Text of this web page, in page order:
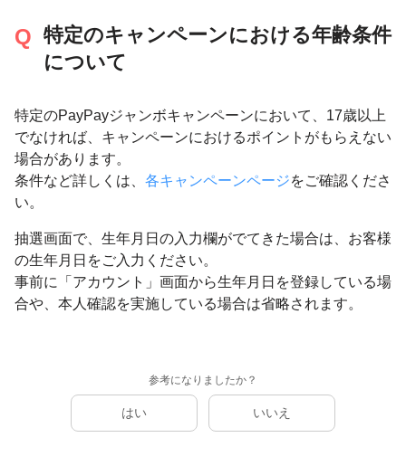
特定のキャンペーンにおける年齢条件
について
特定のPayPayジャンボキャンペーンにおいて、17歳以上
でなければ、キャンペーンにおけるポイントがもらえない
場合があります。
条件など詳しくは、 各キャンペーンページをご確認くださ
い。
抽選画面で、生年月日の入力欄がでてきた場合は、お客様
の生年月日をご入力ください。
事前に「アカウント」画面から生年月日を登録している場
合や、本人確認を実施している場合は省略されます。
参考になりましたか？
はい いいえ